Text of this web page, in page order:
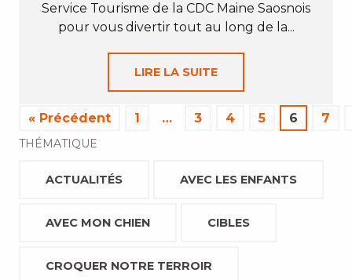
Service Tourisme de la CDC Maine Saosnois
pour vous divertir tout au long de la...
LIRE LA SUITE
« Précédent 1 … 3 4 5 6 7
THÉMATIQUE
ACTUALITÉS AVEC LES ENFANTS
AVEC MON CHIEN CIBLES
CROQUER NOTRE TERROIR